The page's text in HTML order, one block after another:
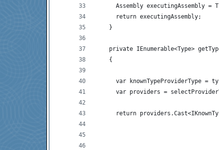
Assembly executingAssembly =
      return executingAssembly;
    }
private IEnumerable<Type>
    {
var knownTypeProviderType =
var providers =
return